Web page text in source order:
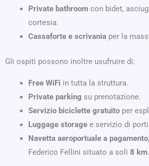
Private bathroom con bidet,
cortesia.
Cassaforte e scrivania per la
Gli ospiti possono inoltre usufruire di:
Free WiFi in tutta la struttura.
Private parking su prenotazione.
Servizio biciclette gratuito per
Luggage storage e servizio di
Navetta aeroportuale a pagamento
Federico Fellini situato a soli 8 km.